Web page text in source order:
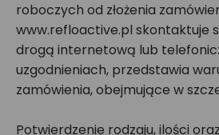
roboczych od złożenia
www.refloactive.pl skontaktuje
drogą internetową lub
uzgodnieniach, przedstawia
zamówienia, obejmujące w
Potwierdzenie rodzaju, ilości